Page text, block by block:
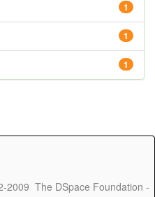
1
1
1
2009 The DSpace Foundation -